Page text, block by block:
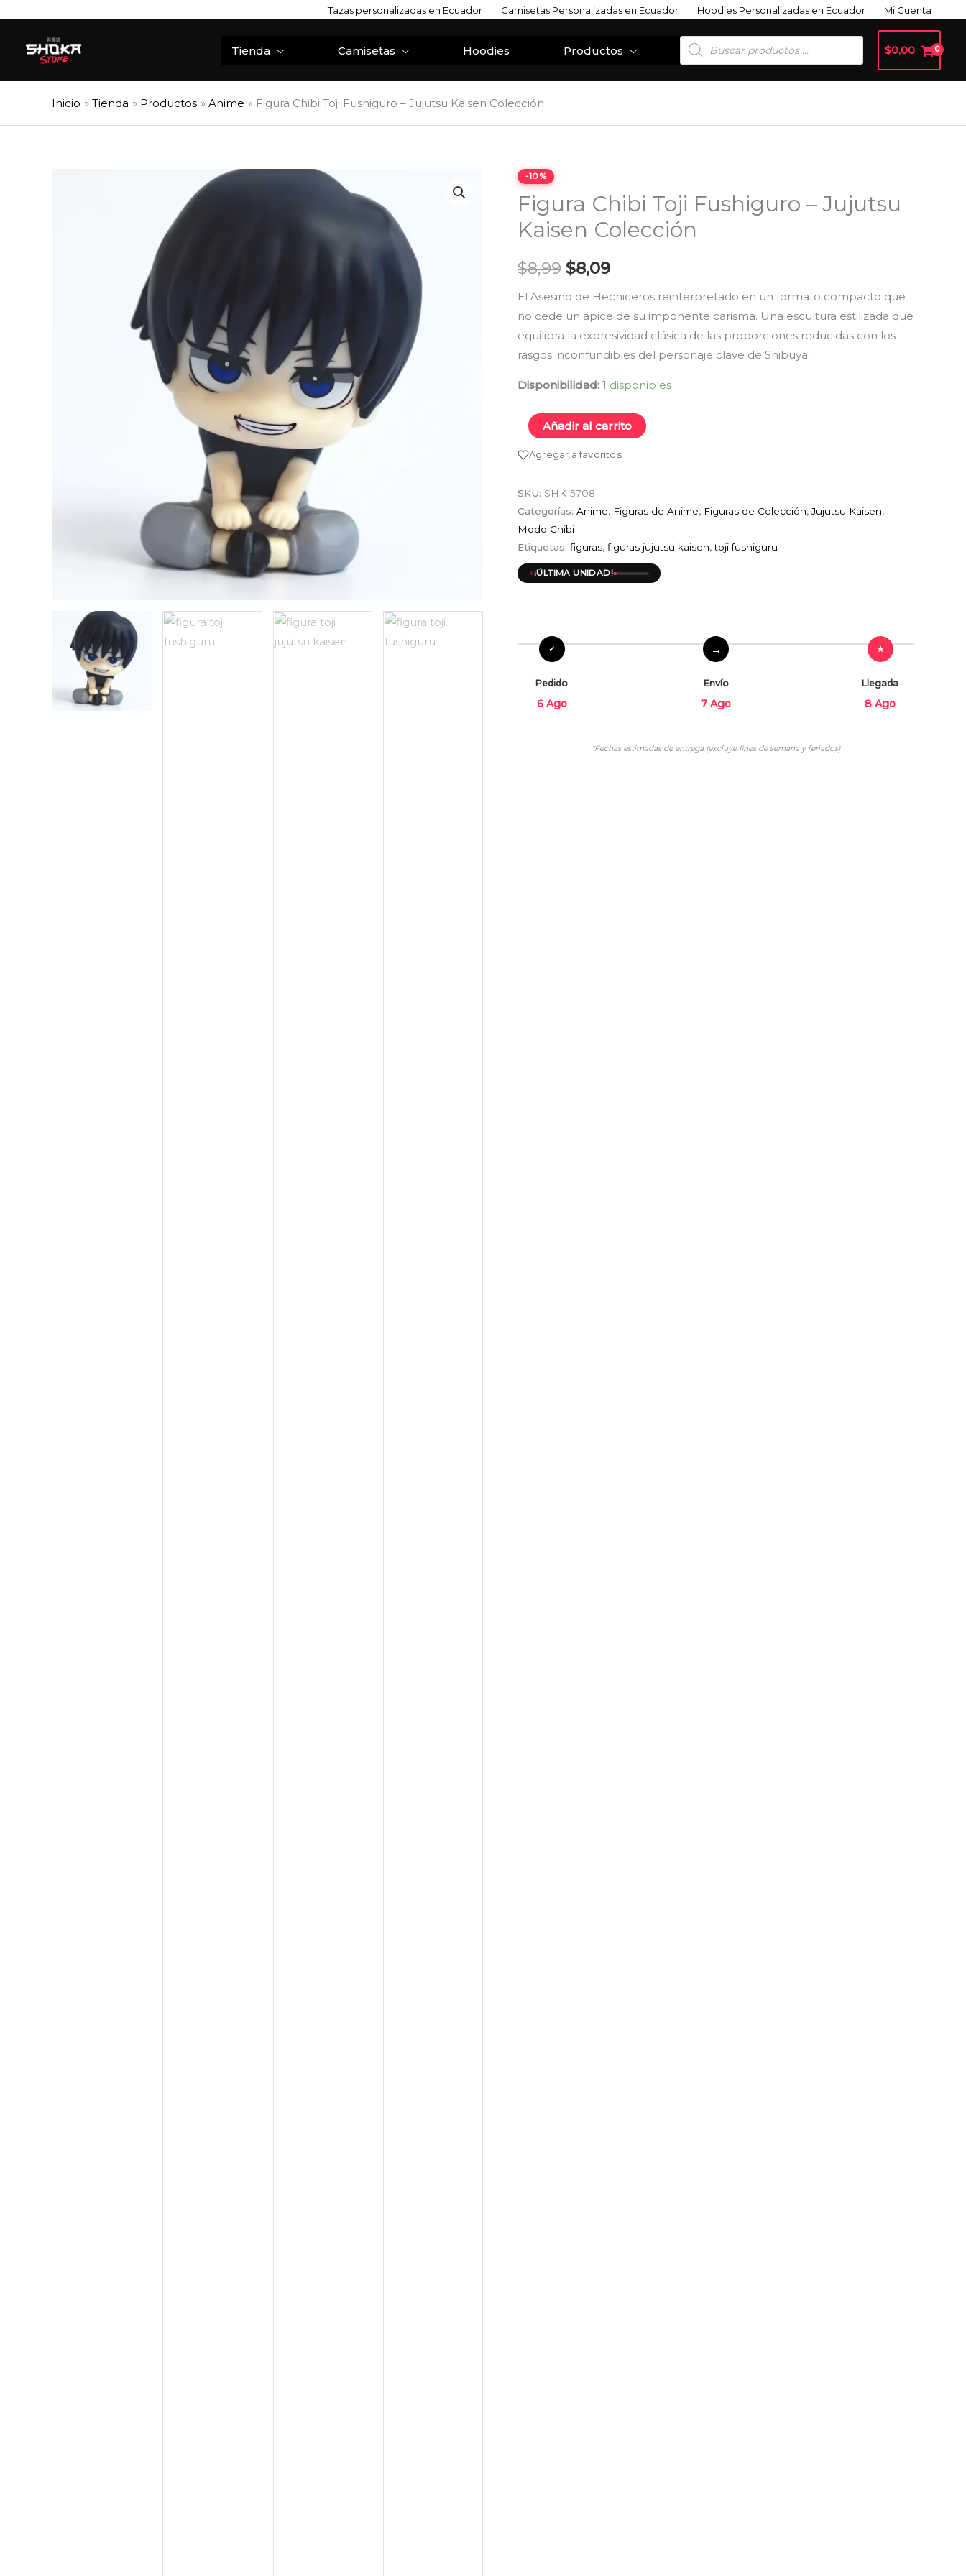
contenido
Tazas personalizadas en Ecuador Camisetas Personalizadas en Ecuador Hoodies Personalizadas en Ecuador Mi Cuenta
Tienda Camisetas Hoodies Productos
Búsqueda
De
Productos
$0,00
Inicio Tienda Productos Anime Figura Chibi Toji Fushiguro – Jujutsu Kaisen Colección
-10%
Figura Chibi Toji Fushiguro – Jujutsu
Kaisen Colección
$8,99
precio
original
era:
$8,99.
$8,09
precio
actual
es:
$8,09.
El Asesino de Hechiceros reinterpretado en un formato compacto que
no cede un ápice de su imponente carisma. Una escultura estilizada que
equilibra la expresividad clásica de las proporciones reducidas con los
rasgos inconfundibles del personaje clave de Shibuya.
Disponibilidad: 1 disponibles
Figura
Chibi
Fushiguro
Jujutsu
Kaisen
Colección
cantidad
Añadir al carrito
Agregar a favoritos
SKU: SHK-5708
Categorías: Anime, Figuras de Anime, Figuras de Colección,Jujutsu Kaisen,
Modo Chibi
Etiquetas: figuras, figuras jujutsu kaisen,toji fushiguru
¡ÚLTIMA UNIDAD!
Pedido
6 Ago
Envío
7 Ago
Llegada
8 Ago
*Fechas estimadas de entrega (excluye fines de semana y feriados)